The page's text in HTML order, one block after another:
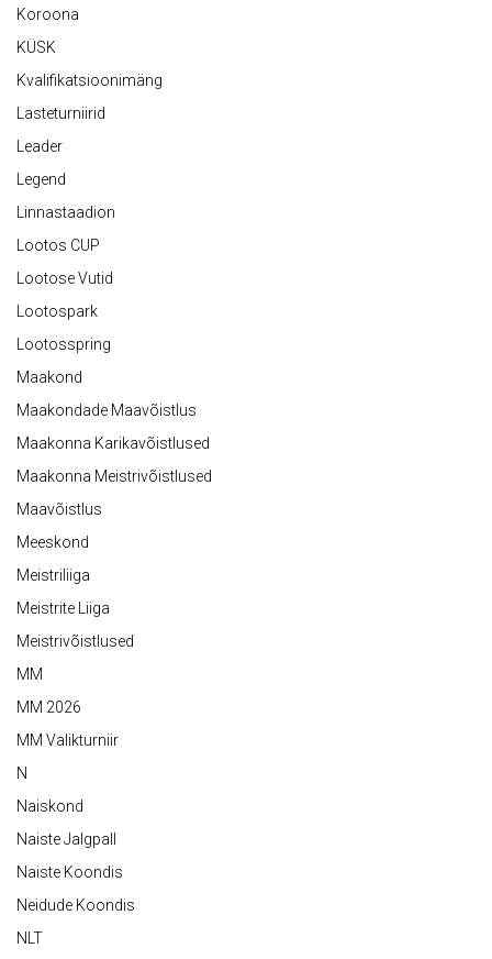
Koroona
KÜSK
Kvalifikatsioonimäng
Lasteturniirid
Leader
Legend
Linnastaadion
Lootos CUP
Lootose Vutid
Lootospark
Lootosspring
Maakond
Maakondade Maavõistlus
Maakonna Karikavõistlused
Maakonna Meistrivõistlused
Maavõistlus
Meeskond
Meistriliiga
Meistrite Liiga
Meistrivõistlused
MM
MM 2026
MM Valikturniir
N
Naiskond
Naiste Jalgpall
Naiste Koondis
Neidude Koondis
NLT